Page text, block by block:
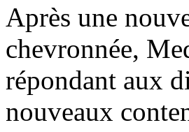
Après une
chevronnée,
répondant aux
nouveaux